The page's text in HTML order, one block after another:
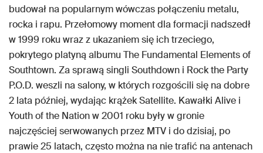
budował na popularnym wówczas połączeniu metalu,
rocka i rapu. Przełomowy moment dla formacji nadszedł
w 1999 roku wraz z ukazaniem się ich trzeciego,
pokrytego platyną albumu The Fundamental Elements of
Southtown. Za sprawą singli Southdown i Rock the Party
P.O.D. weszli na salony, w których rozgościli się na dobre
2 lata później, wydając krążek Satellite. Kawałki Alive i
Youth of the Nation w 2001 roku były w gronie
najczęściej serwowanych przez MTV i do dzisiaj, po
prawie 25 latach, często można na nie trafić na antenach